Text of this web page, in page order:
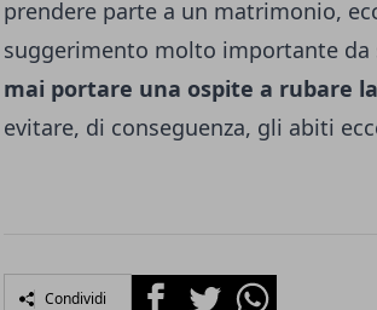
prendere parte a un matrimonio,
suggerimento molto importante da
mai portare una ospite a rubare
evitare, di conseguenza, gli abiti
Condividi FacebookTwitterWhatsapp